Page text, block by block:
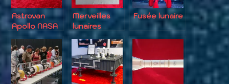
Astrovan
Apollo NASA
Merveilles
lunaires
Fusée lunaire